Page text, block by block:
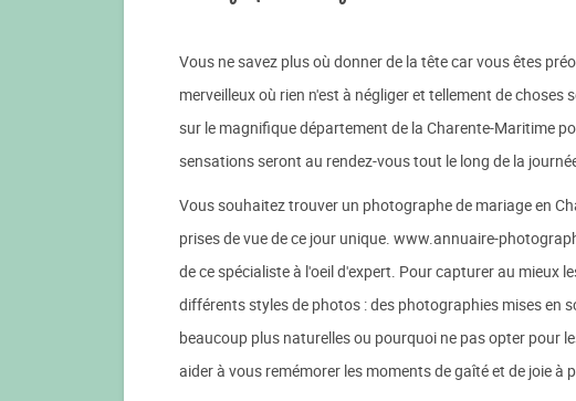
Vous ne savez plus où donner de la tête car vous êtes
merveilleux où rien n'est à négliger et tellement de
sur le magnifique département de la Charente-Maritime
sensations seront au rendez-vous tout le long de la
Vous souhaitez trouver un photographe de mariage en
prises de vue de ce jour unique. www.annuaire-
de ce spécialiste à l'oeil d'expert. Pour capturer au mieux
différents styles de photos : des photographies mises en
beaucoup plus naturelles ou pourquoi ne pas opter pour
aider à vous remémorer les moments de gaîté et de joie